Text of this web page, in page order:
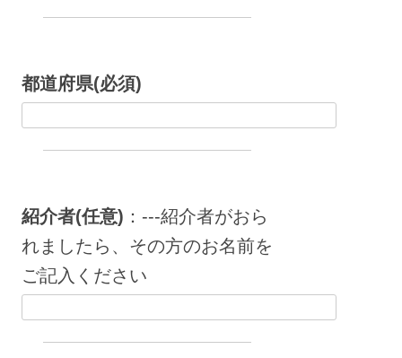
都道府県(必須)
紹介者(任意) ：---紹介者がおら
れましたら、その方のお名前を
ご記入ください